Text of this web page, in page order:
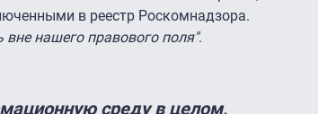
в реестр Роскомнадзора.
вне нашего правового поля".
среду в целом,